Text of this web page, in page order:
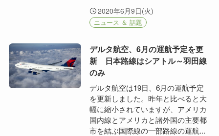
2020年6月9日(火)
ニュース ＆ 話題
デルタ航空、6月の運航予定を更
新 日本路線はシアトル～羽田線
のみ
デルタ航空は19日、6月の運航予定
を更新しました。昨年と比べると大
幅に縮小されていますが、アメリカ
国内線とアメリカと諸外国の主要都
市を結ぶ国際線の一部路線の運航...